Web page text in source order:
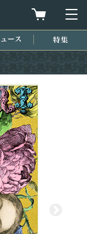
買物カゴを
ニュース